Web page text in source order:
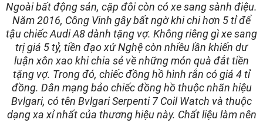
Ngoài bất động sản, cặp đôi còn có xe sang sành điệu.
Năm 2016, Công Vinh gây bất ngờ khi chi hơn 5 tỉ để
tậu chiếc Audi A8 dành tặng vợ. Không riêng gì xe sang
trị giá 5 tỷ, tiền đạo xứ Nghệ còn nhiều lần khiến dư
luận xôn xao khi chia sẻ về những món quà đắt tiền
tặng vợ. Trong đó, chiếc đồng hồ hình rắn có giá 4 tỉ
đồng. Dân mạng bảo chiếc đồng hồ thuộc nhãn hiệu
Bvlgari, có tên Bvlgari Serpenti 7 Coil Watch và thuộc
dạng xa xỉ nhất của thương hiệu này. Chất liệu làm nên